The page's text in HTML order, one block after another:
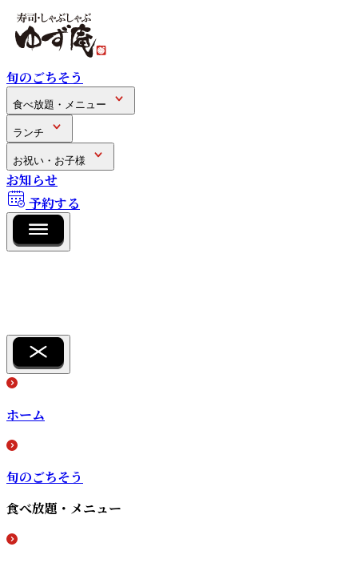
旬のごちそう
食べ放題・メニュー
ランチ
お祝い・お子様
お知らせ
予約する
ホーム
旬のごちそう
食べ放題・メニュー